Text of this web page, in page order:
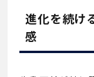
進化を続け
感